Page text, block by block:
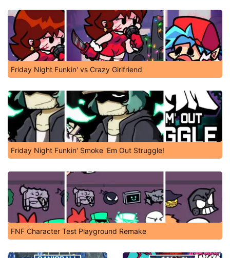
Friday Night Funkin' vs Crazy Girlfriend
Friday Night Funkin' Smoke 'Em Out Struggle!
FNF Character Test Playground Remake